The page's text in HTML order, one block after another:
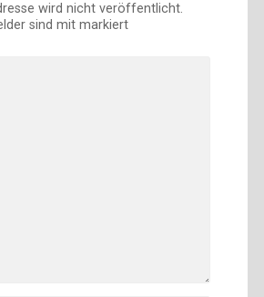
wird nicht veröffentlicht.
sind mitmarkiert